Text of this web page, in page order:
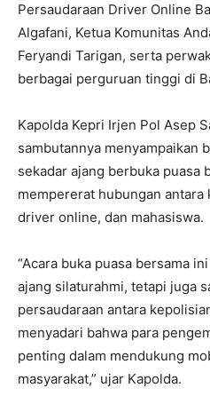
Persaudaraan Driver Online
Algafani, Ketua Komunitas
Feryandi Tarigan, serta
berbagai perguruan tinggi di
Kapolda Kepri Irjen Pol Asep
sambutannya menyampaikan
sekadar ajang berbuka puasa
mempererat hubungan
driver online, dan mahasiswa.
“Acara buka puasa bersama
ajang silaturahmi, tetapi juga
persaudaraan antara
menyadari bahwa para
penting dalam mendukung
masyarakat,” ujar Kapolda.